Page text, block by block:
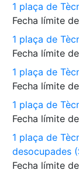
1 plaça de
Fecha límite
1 plaça de
Fecha límite
1 plaça de
Fecha límite
1 plaça de
Fecha límite
1 plaça de
desocupades
Fecha límite